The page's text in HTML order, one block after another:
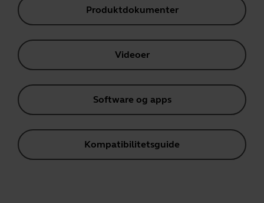
Produktdokumenter
Videoer
Software og apps
Kompatibilitetsguide